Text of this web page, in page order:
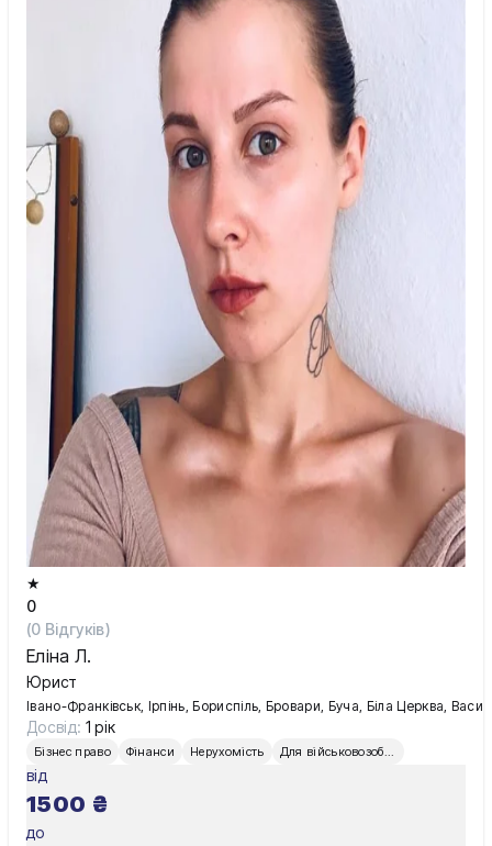
★
0
(0 Відгуків)
Еліна Л.
Юрист
Івано-Франківськ, Ірпінь, Бориспіль, Бровари, Буча, Біла Церква,
Досвід: 1 рік
Бізнес право Фінанси Нерухомість
від
1500 ₴
до